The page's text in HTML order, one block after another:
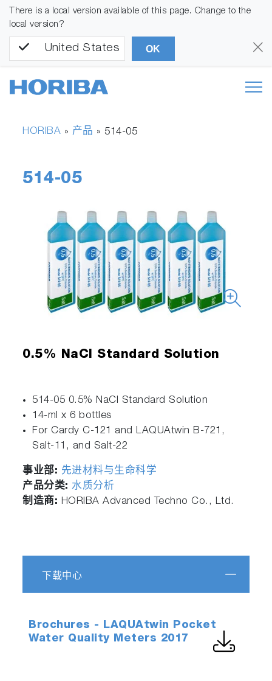
There is a local version available of this page. Change to the
local version?
United States OK
HORIBA » 产品 » 514-05
514-05
0.5% NaCl Standard Solution
514-05 0.5% NaCl Standard Solution
14-ml x 6 bottles
For Cardy C-121 and LAQUAtwin B-721,
Salt-11, and Salt-22
事业部: 先进材料与生命科学
产品分类: 水质分析
制造商: HORIBA Advanced Techno Co., Ltd.
下载中心
Brochures - LAQUAtwin Pocket
Water Quality Meters 2017